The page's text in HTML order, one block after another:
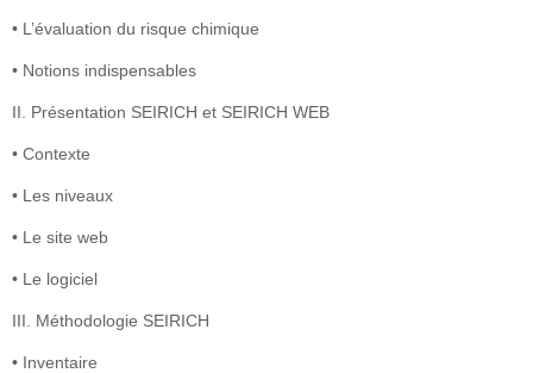
• L’évaluation du risque chimique
• Notions indispensables
II. Présentation SEIRICH et SEIRICH WEB
• Contexte
• Les niveaux
• Le site web
• Le logiciel
III. Méthodologie SEIRICH
• Inventaire